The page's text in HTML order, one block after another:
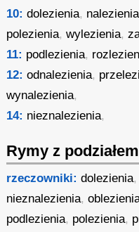
10: dolezienia, nalezienia
polezienia,wylezienia,
11: podlezienia,
12: odnalezienia,
wynalezienia,
14: nieznalezienia,
Rymy z
rzeczowniki: dolezienia,
nieznalezienia,
podlezienia, polezienia,